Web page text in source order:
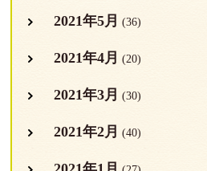
2021年5月 (36)
2021年4月 (20)
2021年3月 (30)
2021年2月 (40)